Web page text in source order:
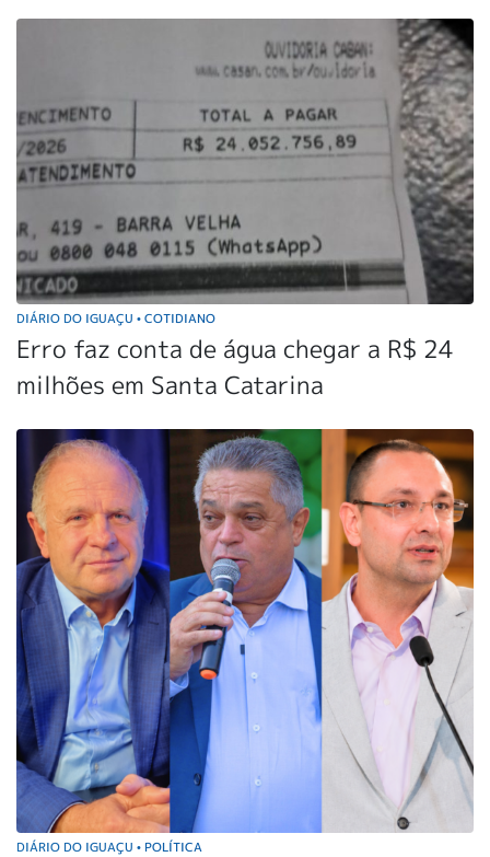
DIÁRIO DO IGUAÇU • COTIDIANO
Erro faz conta de água chegar a R$ 24
milhões em Santa Catarina
DIÁRIO DO IGUAÇU • POLÍTICA